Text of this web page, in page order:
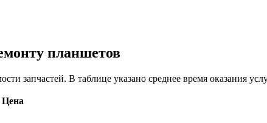
планшетов
запчастей. В таблице указано среднее время оказания
Цена